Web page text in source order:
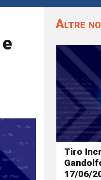
Altre
Tiro
17/06/